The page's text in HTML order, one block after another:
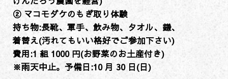
② マコモダケのもぎ取り体験
持ち物:長靴、軍手、飲み物、タオル、鎌、
着替え(汚れてもいい格好でご参加下さい)
費用:1 組 1000 円(お野菜のお土産付き)
※雨天中止。予備日:10 月 30 日(日)